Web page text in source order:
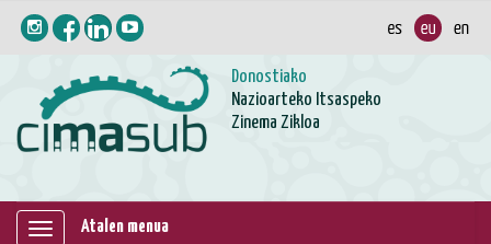
Donostiako
Nazioarteko Itsaspeko
Zinema Zikloa
ErakutsiAtalen menua